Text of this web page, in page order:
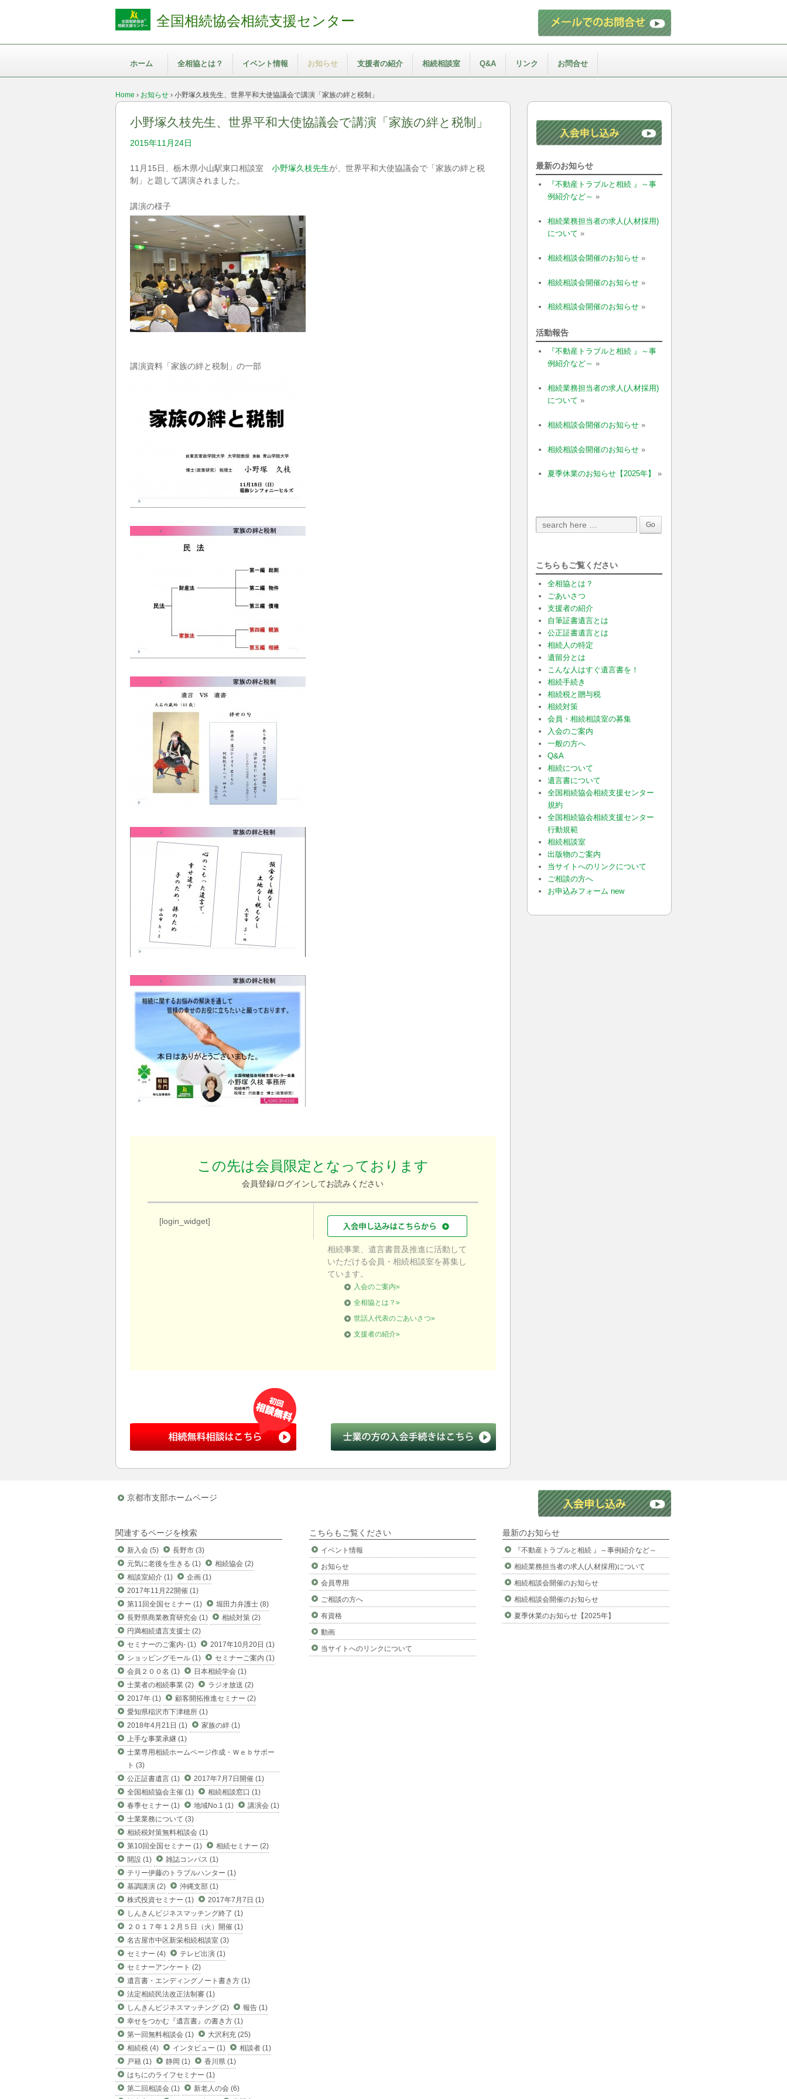
全国相続協会相続支援センター
ホーム 全相協とは？ イベント情報 お知らせ 支援者の紹介 相続相談室 Q&A リンク お問合せ
Home › お知らせ › 小野塚久枝先生、世界平和大使協議会で講演「家族の絆と税制」
小野塚久枝先生、世界平和大使協議会で講演「家族の絆と税制」
2015年11月24日
11月15日、栃木県小山駅東口相談室 小野塚久枝先生が、世界平和大使協議会で「家族の絆と税
制」と題して講演されました。
講演の様子
講演資料「家族の絆と税制」の一部
この先は会員限定となっております
会員登録/ログインしてお読みください
[login_widget]
相続事業、遺言書普及推進に活動して
いただける会員・相続相談室を募集し
ています。
入会のご案内»
全相協とは？»
世話人代表のごあいさつ»
支援者の紹介»
最新のお知らせ
『不動産トラブルと相続 』～事
例紹介など～ »
相続業務担当者の求人(人材採用)
について »
相続相談会開催のお知らせ»
相続相談会開催のお知らせ»
相続相談会開催のお知らせ»
活動報告
『不動産トラブルと相続 』～事
例紹介など～ »
相続業務担当者の求人(人材採用)
について »
相続相談会開催のお知らせ»
相続相談会開催のお知らせ»
夏季休業のお知らせ【2025年】 »
こちらもご覧ください
全相協とは？
ごあいさつ
支援者の紹介
自筆証書遺言とは
公正証書遺言とは
相続人の特定
遺留分とは
こんな人はすぐ遺言書を！
相続手続き
相続税と贈与税
相続対策
会員・相続相談室の募集
入会のご案内
一般の方へ
Q&A
相続について
遺言書について
全国相続協会相続支援センター
規約
全国相続協会相続支援センター
行動規範
相続相談室
出版物のご案内
当サイトへのリンクについて
ご相談の方へ
お申込みフォーム new
京都市支部ホームページ
関連するページを検索
新入会 (5)
長野市 (3)
元気に老後を生きる (1)
相続協会 (2)
相談室紹介 (1)
企画 (1)
2017年11月22開催 (1)
第11回全国セミナー (1)
堀田力弁護士 (8)
長野県商業教育研究会 (1)
相続対策 (2)
円満相続遺言支援士 (2)
セミナーのご案内- (1)
2017年10月20日 (1)
ショッピングモール (1)
セミナーご案内 (1)
会員２００名 (1)
日本相続学会 (1)
士業者の相続事業 (2)
ラジオ放送 (2)
2017年 (1)
顧客開拓推進セミナー (2)
愛知県稲沢市下津穂所 (1)
2018年4月21日 (1)
家族の絆 (1)
上手な事業承継 (1)
士業専用相続ホームページ作成・Ｗｅｂサポー
ト (3)
公正証書遺言 (1)
2017年7月7日開催 (1)
全国相続協会主催 (1)
相続相談窓口 (1)
春季セミナー (1)
地域No.1 (1)
講演会 (1)
士業業務について (3)
相続税対策無料相談会 (1)
第10回全国セミナー (1)
相続セミナー (2)
開設 (1)
雑誌コンパス (1)
テリー伊藤のトラブルハンター (1)
基調講演 (2)
沖縄支部 (1)
株式投資セミナー (1)
2017年7月7日 (1)
しんきんビジネスマッチング終了 (1)
２０１７年１２月５日（火）開催 (1)
名古屋市中区新栄相続相談室 (3)
セミナー (4)
テレビ出演 (1)
セミナーアンケート (2)
遺言書・エンディングノート書き方 (1)
法定相続民法改正法制審 (1)
しんきんビジネスマッチング (2)
報告 (1)
幸せをつかむ『遺言書』の書き方 (1)
第一回無料相談会 (1)
大沢利充 (25)
相続税 (4)
インタビュー (1)
相談者 (1)
戸籍 (1)
静岡 (1)
香川県 (1)
はちにのライフセミナー (1)
第二回相談会 (1)
新老人の会 (6)
こちらもご覧ください
イベント情報
お知らせ
会員専用
ご相談の方へ
有資格
動画
当サイトへのリンクについて
最新のお知らせ
『不動産トラブルと相続 』～事例紹介など～
相続業務担当者の求人(人材採用)について
相続相談会開催のお知らせ
相続相談会開催のお知らせ
夏季休業のお知らせ【2025年】